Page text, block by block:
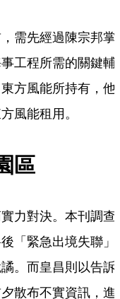
需先經過陳宗邦掌
工程所需的關鍵輔
方風能所持有，他
風能租用。
區
力對決。本刊調查
「緊急出境失聯」
。而皇昌則以告訴
散布不實資訊，進